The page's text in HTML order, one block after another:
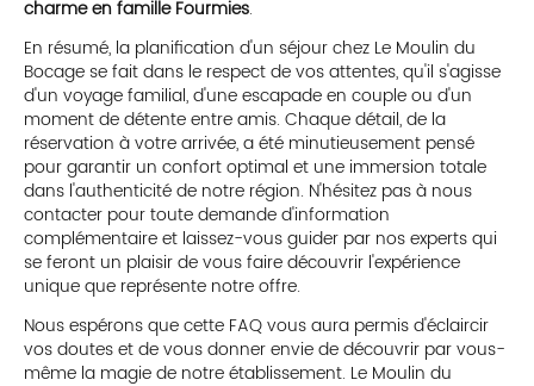
charme en famille Fourmies.
En résumé, la planification d'un séjour chez Le Moulin du
Bocage se fait dans le respect de vos attentes, qu'il s'agisse
d'un voyage familial, d'une escapade en couple ou d'un
moment de détente entre amis. Chaque détail, de la
réservation à votre arrivée, a été minutieusement pensé
pour garantir un confort optimal et une immersion totale
dans l'authenticité de notre région. N'hésitez pas à nous
contacter pour toute demande d'information
complémentaire et laissez-vous guider par nos experts qui
se feront un plaisir de vous faire découvrir l'expérience
unique que représente notre offre.
Nous espérons que cette FAQ vous aura permis d'éclaircir
vos doutes et de vous donner envie de découvrir par vous-
même la magie de notre établissement. Le Moulin du